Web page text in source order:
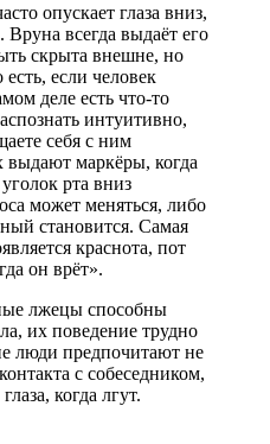
опускает глаза вниз,
Вруна всегда выдаёт его
скрыта внешне, но
если человек
деле есть что-то
интуитивно,
себя с ним
маркёры, когда
рта вниз
может меняться, либо
становится. Самая
краснота, пот
он врёт».
лжецы способны
их поведение трудно
люди предпочитают не
с собеседником,
когда лгут.